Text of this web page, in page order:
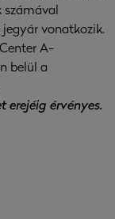
számával
vonatkozik.
A-
belül a
erejéig érvényes.